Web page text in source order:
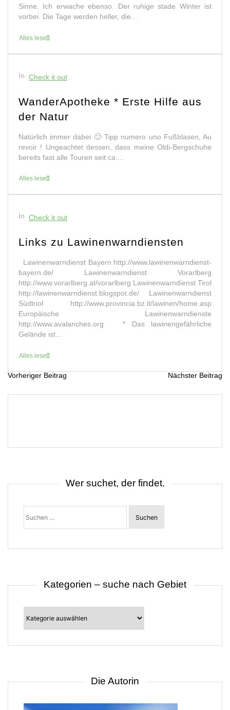
Sinne. Ich erwache ebenso. Der ruhige stade Winter ist
vorbei. Die Tage werden heller, die...
Alles lesen
In Check it out
WanderApotheke * Erste Hilfe aus
der Natur
Natürlich immer dabei 🙂 Tipp numero uno Fußblasen, Au
revoir ! Ungeachtet dessen, dass meine Oldi-Bergschuhe
bereits fast alle Touren seit ca....
Alles lesen
In Check it out
Links zu Lawinenwarndiensten
Lawinenwarndienst Bayern http://www.lawinenwarndienst-
bayern.de/ Lawinenwarndienst Vorarlberg
http://www.vorarlberg.at/vorarlberg Lawinenwarndienst Tirol
http://lawinenwarndienst.blogspot.de/ Lawinenwarndienst
Südtriol http://www.provincia.bz.it/lawinen/home.asp
Europäische Lawinenwarndienste
http://www.avalanches.org * Das lawinengefährliche
Gelände ist...
Alles lesen
B
a
a
Vorheriger Beitrag Nächster Beitrag
Wer suchet, der findet.
Suchen
nach:
Kategorien – suche nach Gebiet
Kategorien
–
suche
nach
Die Autorin